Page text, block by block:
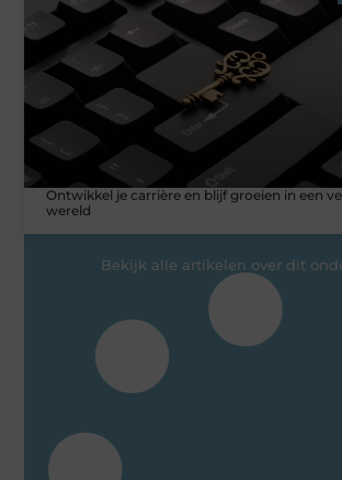
Ontwikkel je carrière en blijf groeien in een
wereld
Bekijk alle artikelen over dit